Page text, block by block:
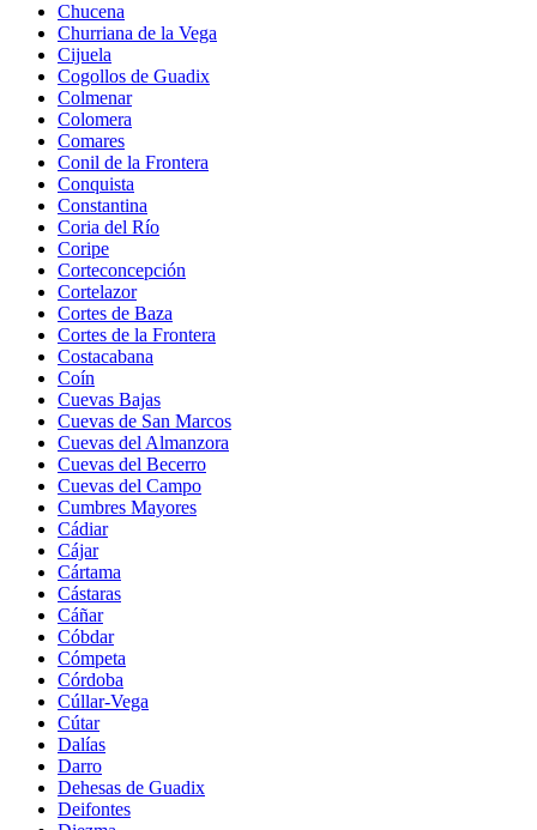
Chucena
Churriana de la Vega
Cijuela
Cogollos de Guadix
Colmenar
Colomera
Comares
Conil de la Frontera
Conquista
Constantina
Coria del Río
Coripe
Corteconcepción
Cortelazor
Cortes de Baza
Cortes de la Frontera
Costacabana
Coín
Cuevas Bajas
Cuevas de San Marcos
Cuevas del Almanzora
Cuevas del Becerro
Cuevas del Campo
Cumbres Mayores
Cádiar
Cájar
Cártama
Cástaras
Cáñar
Cóbdar
Cómpeta
Córdoba
Cúllar-Vega
Cútar
Dalías
Darro
Dehesas de Guadix
Deifontes